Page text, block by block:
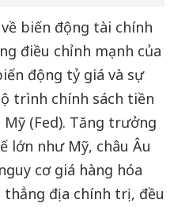
biến động tài chính
điều chỉnh mạnh của
động tỷ giá và sự
trình chính sách tiền
Mỹ (Fed). Tăng trưởng
lớn như Mỹ, châu Âu
cơ giá hàng hóa
địa chính trị, đều